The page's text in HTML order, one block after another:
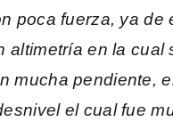
poca fuerza, ya de
altimetría en la cual
mucha pendiente,
el cual fue